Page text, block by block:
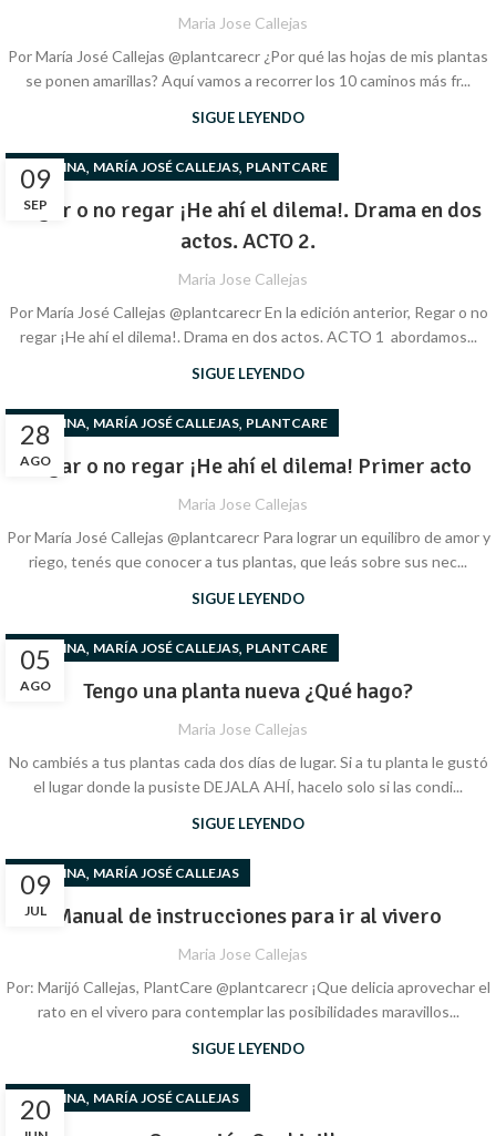
Maria Jose Callejas
Por María José Callejas @plantcarecr ¿Por qué las hojas de mis plantas
se ponen amarillas? Aquí vamos a recorrer los 10 caminos más fr...
SIGUE LEYENDO
09
SEP
COLUMNA, MARÍA JOSÉ CALLEJAS, PLANTCARE
Regar o no regar ¡He ahí el dilema!. Drama en dos
actos. ACTO 2.
Maria Jose Callejas
Por María José Callejas @plantcarecr En la edición anterior, Regar o no
regar ¡He ahí el dilema!. Drama en dos actos. ACTO 1 abordamos...
SIGUE LEYENDO
28
AGO
COLUMNA, MARÍA JOSÉ CALLEJAS, PLANTCARE
​​Regar o no regar ¡He ahí el dilema! Primer acto
Maria Jose Callejas
Por María José Callejas @plantcarecr Para lograr un equilibro de amor y
riego, tenés que conocer a tus plantas, que leás sobre sus nec...
SIGUE LEYENDO
05
AGO
COLUMNA, MARÍA JOSÉ CALLEJAS, PLANTCARE
Tengo una planta nueva ¿Qué hago?
Maria Jose Callejas
No cambiés a tus plantas cada dos días de lugar. Si a tu planta le gustó
el lugar donde la pusiste DEJALA AHÍ, hacelo solo si las condi...
SIGUE LEYENDO
09
JUL
COLUMNA, MARÍA JOSÉ CALLEJAS
Manual de instrucciones para ir al vivero
Maria Jose Callejas
Por: Marijó Callejas, PlantCare @plantcarecr ¡Que delicia aprovechar el
rato en el vivero para contemplar las posibilidades maravillos...
SIGUE LEYENDO
20
COLUMNA, MARÍA JOSÉ CALLEJAS